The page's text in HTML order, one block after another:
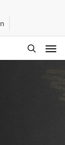
search